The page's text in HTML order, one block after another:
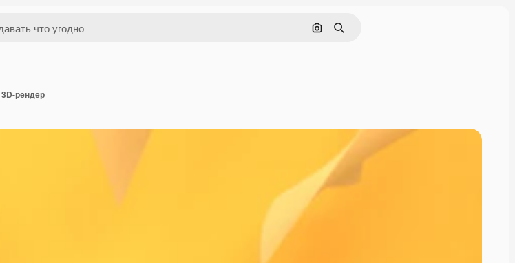
Поиск по изображению
Поиск
рендер